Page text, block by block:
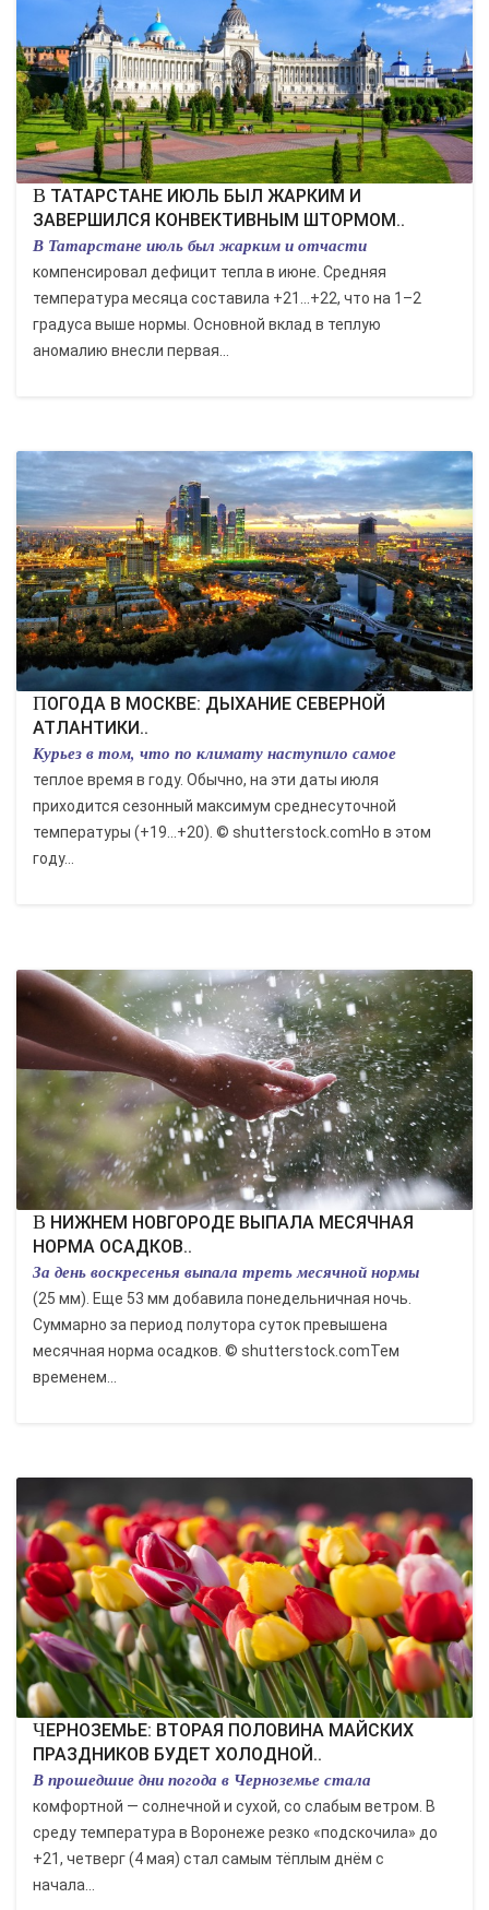
В ТАТАРСТАНЕ ИЮЛЬ БЫЛ ЖАРКИМ И
ЗАВЕРШИЛСЯ КОНВЕКТИВНЫМ ШТОРМОМ..
В Татарстане июль был жарким и отчасти
компенсировал дефицит тепла в июне. Средняя
температура месяца составила +21…+22, что на 1–2
градуса выше нормы. Основной вклад в теплую
аномалию внесли первая...
ПОГОДА В МОСКВЕ: ДЫХАНИЕ СЕВЕРНОЙ
АТЛАНТИКИ..
Курьез в том, что по климату наступило самое
теплое время в году. Обычно, на эти даты июля
приходится сезонный максимум среднесуточной
температуры (+19…+20). © shutterstock.comНо в этом
году...
В НИЖНЕМ НОВГОРОДЕ ВЫПАЛА МЕСЯЧНАЯ
НОРМА ОСАДКОВ..
За день воскресенья выпала треть месячной нормы
(25 мм). Еще 53 мм добавила понедельничная ночь.
Суммарно за период полутора суток превышена
месячная норма осадков. © shutterstock.comТем
временем...
ЧЕРНОЗЕМЬЕ: ВТОРАЯ ПОЛОВИНА МАЙСКИХ
ПРАЗДНИКОВ БУДЕТ ХОЛОДНОЙ..
В прошедшие дни погода в Черноземье стала
комфортной — солнечной и сухой, со слабым ветром. В
среду температура в Воронеже резко «подскочила» до
+21, четверг (4 мая) стал самым тёплым днём с
начала...